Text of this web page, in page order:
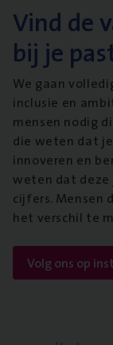
Vind de
bij je
We gaan
inclusie en
mensen nodig
die weten dat
innoveren en
weten dat deze
cijfers. Mensen
het verschil te
Volg ons op